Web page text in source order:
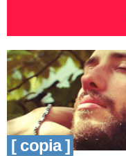
[ copia ]